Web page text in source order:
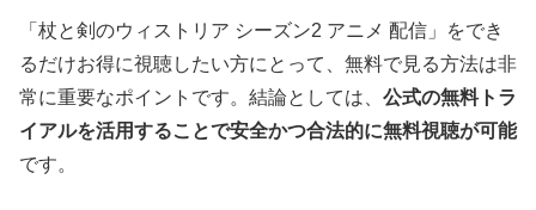
「杖と剣のウィストリア シーズン2 アニメ 配信」をでき
るだけお得に視聴したい方にとって、無料で見る方法は非
常に重要なポイントです。結論としては、 公式の無料トラ
イアルを活用することで安全かつ合法的に無料視聴が可能
です。